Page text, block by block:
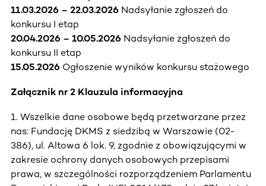
11.03.2026 – 22.03.2026 Nadsyłanie zgłoszeń do
konkursu I etap
20.04.2026 – 10.05.2026 Nadsyłanie zgłoszeń do
konkursu II etap
15.05.2026 Ogłoszenie wyników konkursu stażowego
Załącznik nr 2 Klauzula informacyjna
1. Wszelkie dane osobowe będą przetwarzane przez
nas: Fundację DKMS z siedzibą w Warszawie (02-
386), ul. Altowa 6 lok. 9, zgodnie z obowiązującymi w
zakresie ochrony danych osobowych przepisami
prawa, w szczególności rozporządzeniem Parlamentu